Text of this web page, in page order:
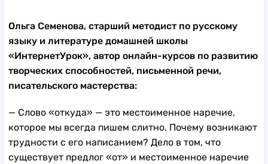
Ольга Семенова, старший методист по русскому
языку и литературе домашней школы
«ИнтернетУрок», автор онлайн-курсов по развитию
творческих способностей, письменной речи,
писательского мастерства:
— Слово «откуда» — это местоименное наречие,
которое мы всегда пишем слитно. Почему возникают
трудности с его написанием? Дело в том, что
существует предлог «от» и местоименное наречие